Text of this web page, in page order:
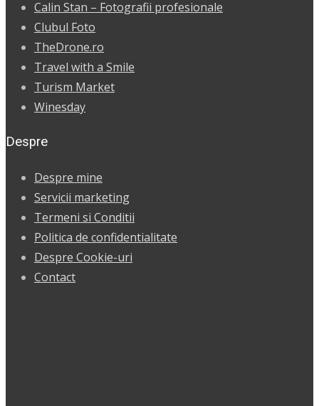
Calin Stan – Fotografii profesionale
Clubul Foto
TheDrone.ro
Travel with a Smile
Turism Market
Winesday
Despre
Despre mine
Servicii marketing
Termeni si Conditii
Politica de confidentialitate
Despre Cookie-uri
Contact